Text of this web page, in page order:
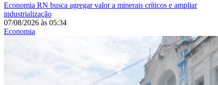
Economia RN busca agregar valor a minerais críticos e ampliar
industrialização
07/08/2026 às 05:34
Economia